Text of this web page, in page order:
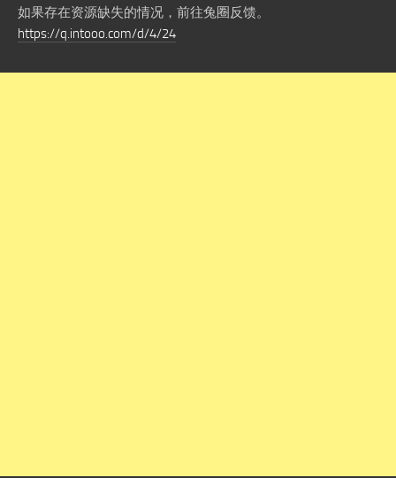
如果存在资源缺失的情况，前往兔圈反馈。
https://q.intooo.com/d/4/24